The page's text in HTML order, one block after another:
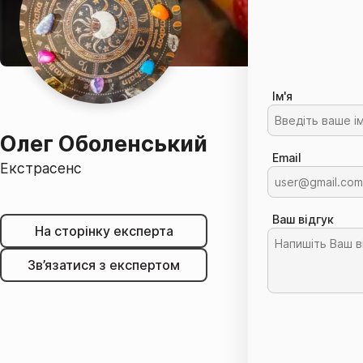
Олег Оболенський
Екстрасенс
На сторінку експерта
Зв’язатися з експертом
Ім'я
Email
Ваш відгук